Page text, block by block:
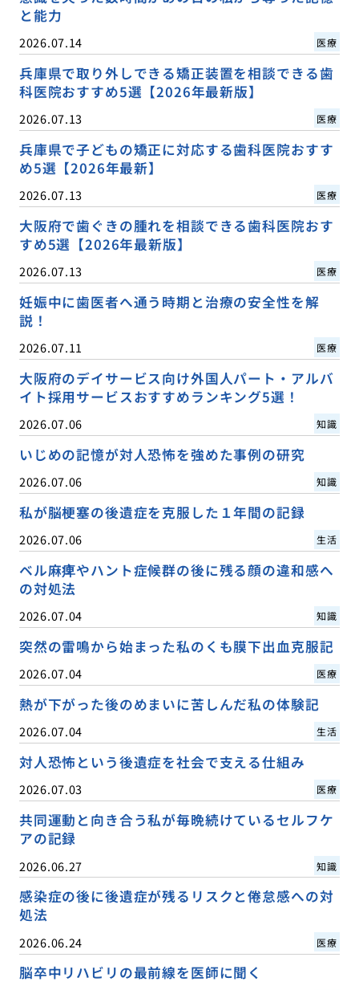
と能力
2026.07.14 医療
兵庫県で取り外しできる矯正装置を相談できる歯
科医院おすすめ5選【2026年最新版】
2026.07.13 医療
兵庫県で子どもの矯正に対応する歯科医院おすす
め5選【2026年最新】
2026.07.13 医療
大阪府で歯ぐきの腫れを相談できる歯科医院おす
すめ5選【2026年最新版】
2026.07.13 医療
妊娠中に歯医者へ通う時期と治療の安全性を解
説！
2026.07.11 医療
大阪府のデイサービス向け外国人パート・アルバ
イト採用サービスおすすめランキング5選！
2026.07.06 知識
いじめの記憶が対人恐怖を強めた事例の研究
2026.07.06 知識
私が脳梗塞の後遺症を克服した１年間の記録
2026.07.06 生活
ベル麻痺やハント症候群の後に残る顔の違和感へ
の対処法
2026.07.04 知識
突然の雷鳴から始まった私のくも膜下出血克服記
2026.07.04 医療
熱が下がった後のめまいに苦しんだ私の体験記
2026.07.04 生活
対人恐怖という後遺症を社会で支える仕組み
2026.07.03 医療
共同運動と向き合う私が毎晩続けているセルフケ
アの記録
2026.06.27 知識
感染症の後に後遺症が残るリスクと倦怠感への対
処法
2026.06.24 医療
脳卒中リハビリの最前線を医師に聞く